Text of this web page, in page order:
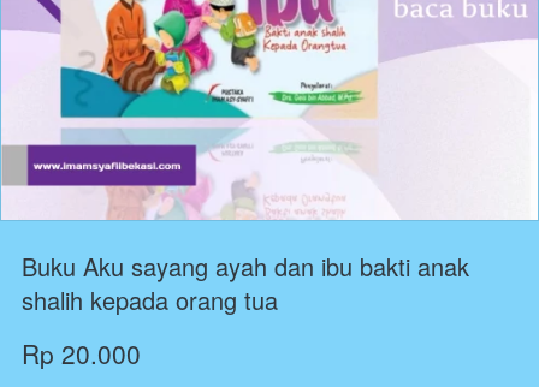
Buku Aku sayang ayah dan ibu bakti anak
shalih kepada orang tua
Rp 20.000